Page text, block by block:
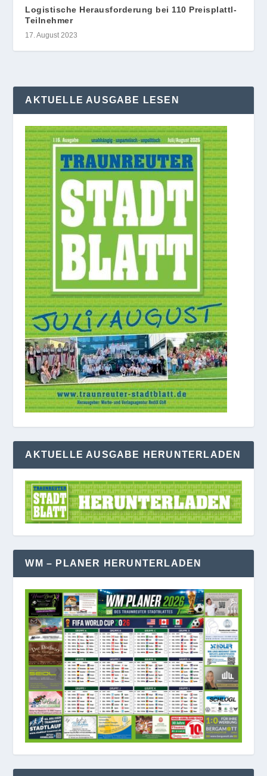
Logistische Herausforderung bei 110 Preisplattl-
Teilnehmer
17. August 2023
AKTUELLE AUSGABE LESEN
AKTUELLE AUSGABE HERUNTERLADEN
WM – PLANER HERUNTERLADEN